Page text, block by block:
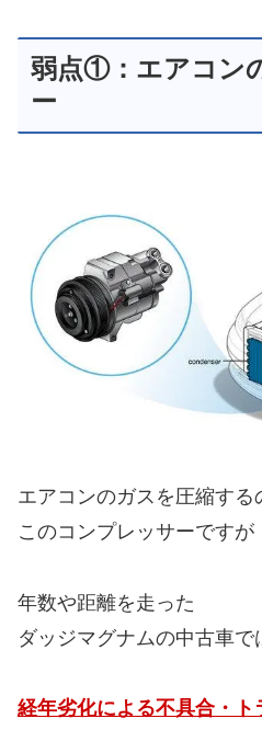
弱点①：エアコン
ー
エアコンのガスを圧縮する
このコンプレッサーですが
年数や距離を走った
ダッジマグナムの中古車で
経年劣化による不具合・ト